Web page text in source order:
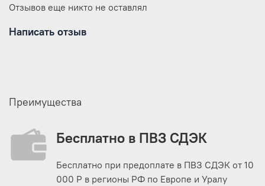
Отзывов еще никто не оставлял
Написать отзыв
Преимущества
Бесплатно в ПВЗ СДЭК
Бесплатно при предоплате в ПВЗ СДЭК от 10
000 Р в регионы РФ по Европе и Уралу